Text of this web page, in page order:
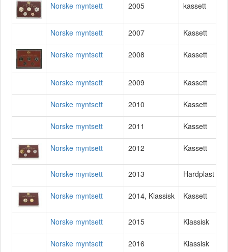
Norske myntsett 2005 kassett
Norske myntsett 2007 Kassett
Norske myntsett 2008 Kassett
Norske myntsett 2009 Kassett
Norske myntsett 2010 Kassett
Norske myntsett 2011 Kassett
Norske myntsett 2012 Kassett
Norske myntsett 2013 Hardplast
Norske myntsett 2014, Klassisk Kassett
Norske myntsett 2015 Klassisk
Norske myntsett 2016 Klassisk